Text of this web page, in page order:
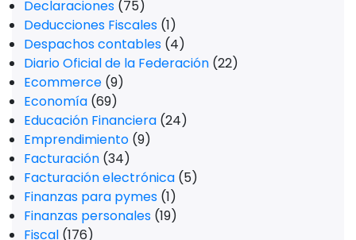
Declaraciones (75)
Deducciones Fiscales (1)
Despachos contables (4)
Diario Oficial de la Federación (22)
Ecommerce (9)
Economía (69)
Educación Financiera (24)
Emprendimiento (9)
Facturación (34)
Facturación electrónica (5)
Finanzas para pymes (1)
Finanzas personales (19)
Fiscal (176)